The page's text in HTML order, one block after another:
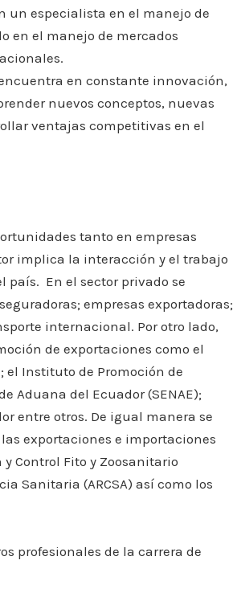
un especialista en el manejo de
en el manejo de mercados
en constante innovación,
nuevos conceptos, nuevas
ventajas competitivas en el
tanto en empresas
implica la interacción y el trabajo
En el sector privado se
empresas exportadoras;
internacional. Por otro lado,
de exportaciones como el
el Instituto de Promoción de
Aduana del Ecuador (SENAE);
entre otros. De igual manera se
exportaciones e importaciones
Control Fito y Zoosanitario
Sanitaria (ARCSA) así como los
profesionales de la carrera de